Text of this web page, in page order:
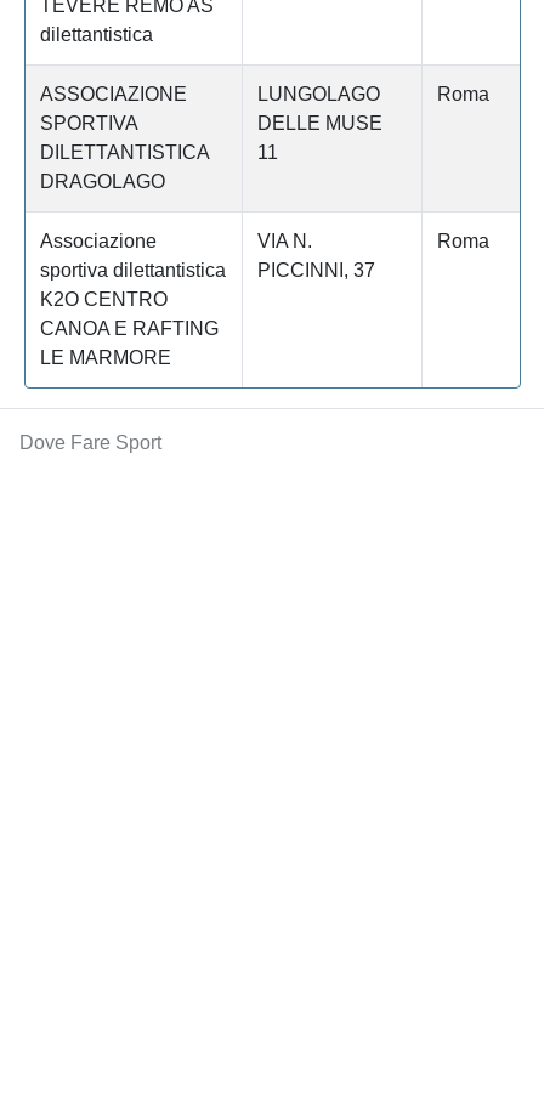
TEVERE REMO AS
dilettantistica
ASSOCIAZIONE
SPORTIVA
DILETTANTISTICA
DRAGOLAGO
LUNGOLAGO
DELLE MUSE
11
Roma
Associazione
sportiva dilettantistica
K2O CENTRO
CANOA E RAFTING
LE MARMORE
VIA N.
PICCINNI, 37
Roma
Dove Fare Sport